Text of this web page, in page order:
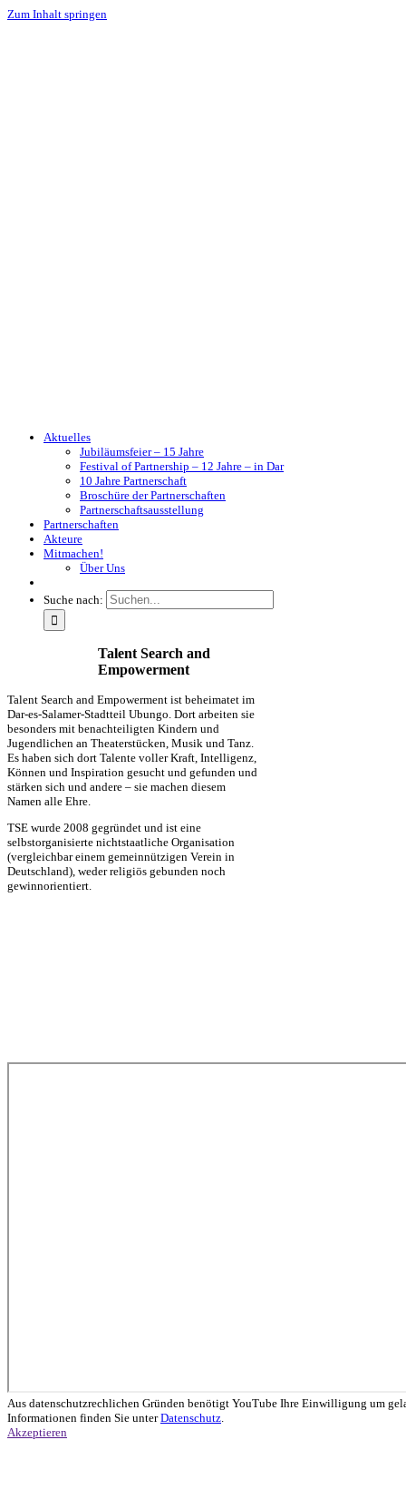
Zum Inhalt springen
Aktuelles
Jubiläumsfeier – 15 Jahre
Festival of Partnership – 12 Jahre – in Dar
10 Jahre Partnerschaft
Broschüre der Partnerschaften
Partnerschaftsausstellung
Partnerschaften
Akteure
Mitmachen!
Über Uns
Suche nach:
Talent Search and
Empowerment
Talent Search and Empowerment ist beheimatet im
Dar-es-Salamer-Stadtteil Ubungo. Dort arbeiten sie
besonders mit benachteiligten Kindern und
Jugendlichen an Theaterstücken, Musik und Tanz.
Es haben sich dort Talente voller Kraft, Intelligenz,
Können und Inspiration gesucht und gefunden und
stärken sich und andere – sie machen diesem
Namen alle Ehre.
TSE wurde 2008 gegründet und ist eine
selbstorganisierte nichtstaatliche Organisation
(vergleichbar einem gemeinnützigen Verein in
Deutschland), weder religiös gebunden noch
gewinnorientiert.
Aus datenschutzrechlichen Gründen benötigt YouTube Ihre Einwilligung um
Informationen finden Sie unterDatenschutz
Akzeptieren